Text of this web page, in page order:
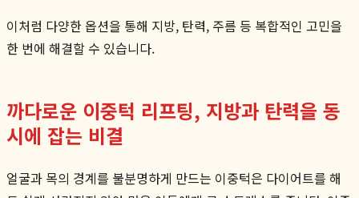
이처럼 다양한 옵션을 통해 지방, 탄력, 주름 등 복합적인 고민을
한 번에 해결할 수 있습니다.
까다로운 이중턱 리프팅, 지방과 탄력을 동
시에 잡는 비결
얼굴과 목의 경계를 불분명하게 만드는 이중턱은 다이어트를 해